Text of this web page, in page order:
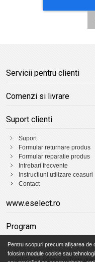
Servicii pentru clienti
Comenzi si livrare
Suport clienti
Suport
Formular returnare produs
Formular reparatie produs
Intrebari frecvente
Instructiuni utilizare ceasuri
Contact
www.eselect.ro
Program
© 2015-2021 eSelect.ro Toate
Pentru scopuri precum afișarea de
folosim module cookie sau